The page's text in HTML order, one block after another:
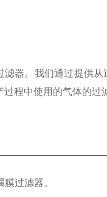
器。 我们通过提供从
程中使用的气体的过
过滤器。